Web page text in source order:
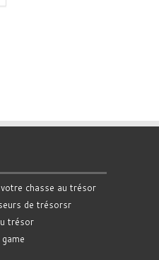
chasse au trésor
de trésorsr
trésor